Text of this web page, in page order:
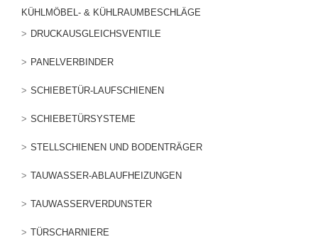
KÜHLMÖBEL- & KÜHLRAUMBESCHLÄGE
DRUCKAUSGLEICHSVENTILE
PANELVERBINDER
SCHIEBETÜR-LAUFSCHIENEN
SCHIEBETÜRSYSTEME
STELLSCHIENEN UND BODENTRÄGER
TAUWASSER-ABLAUFHEIZUNGEN
TAUWASSERVERDUNSTER
TÜRSCHARNIERE